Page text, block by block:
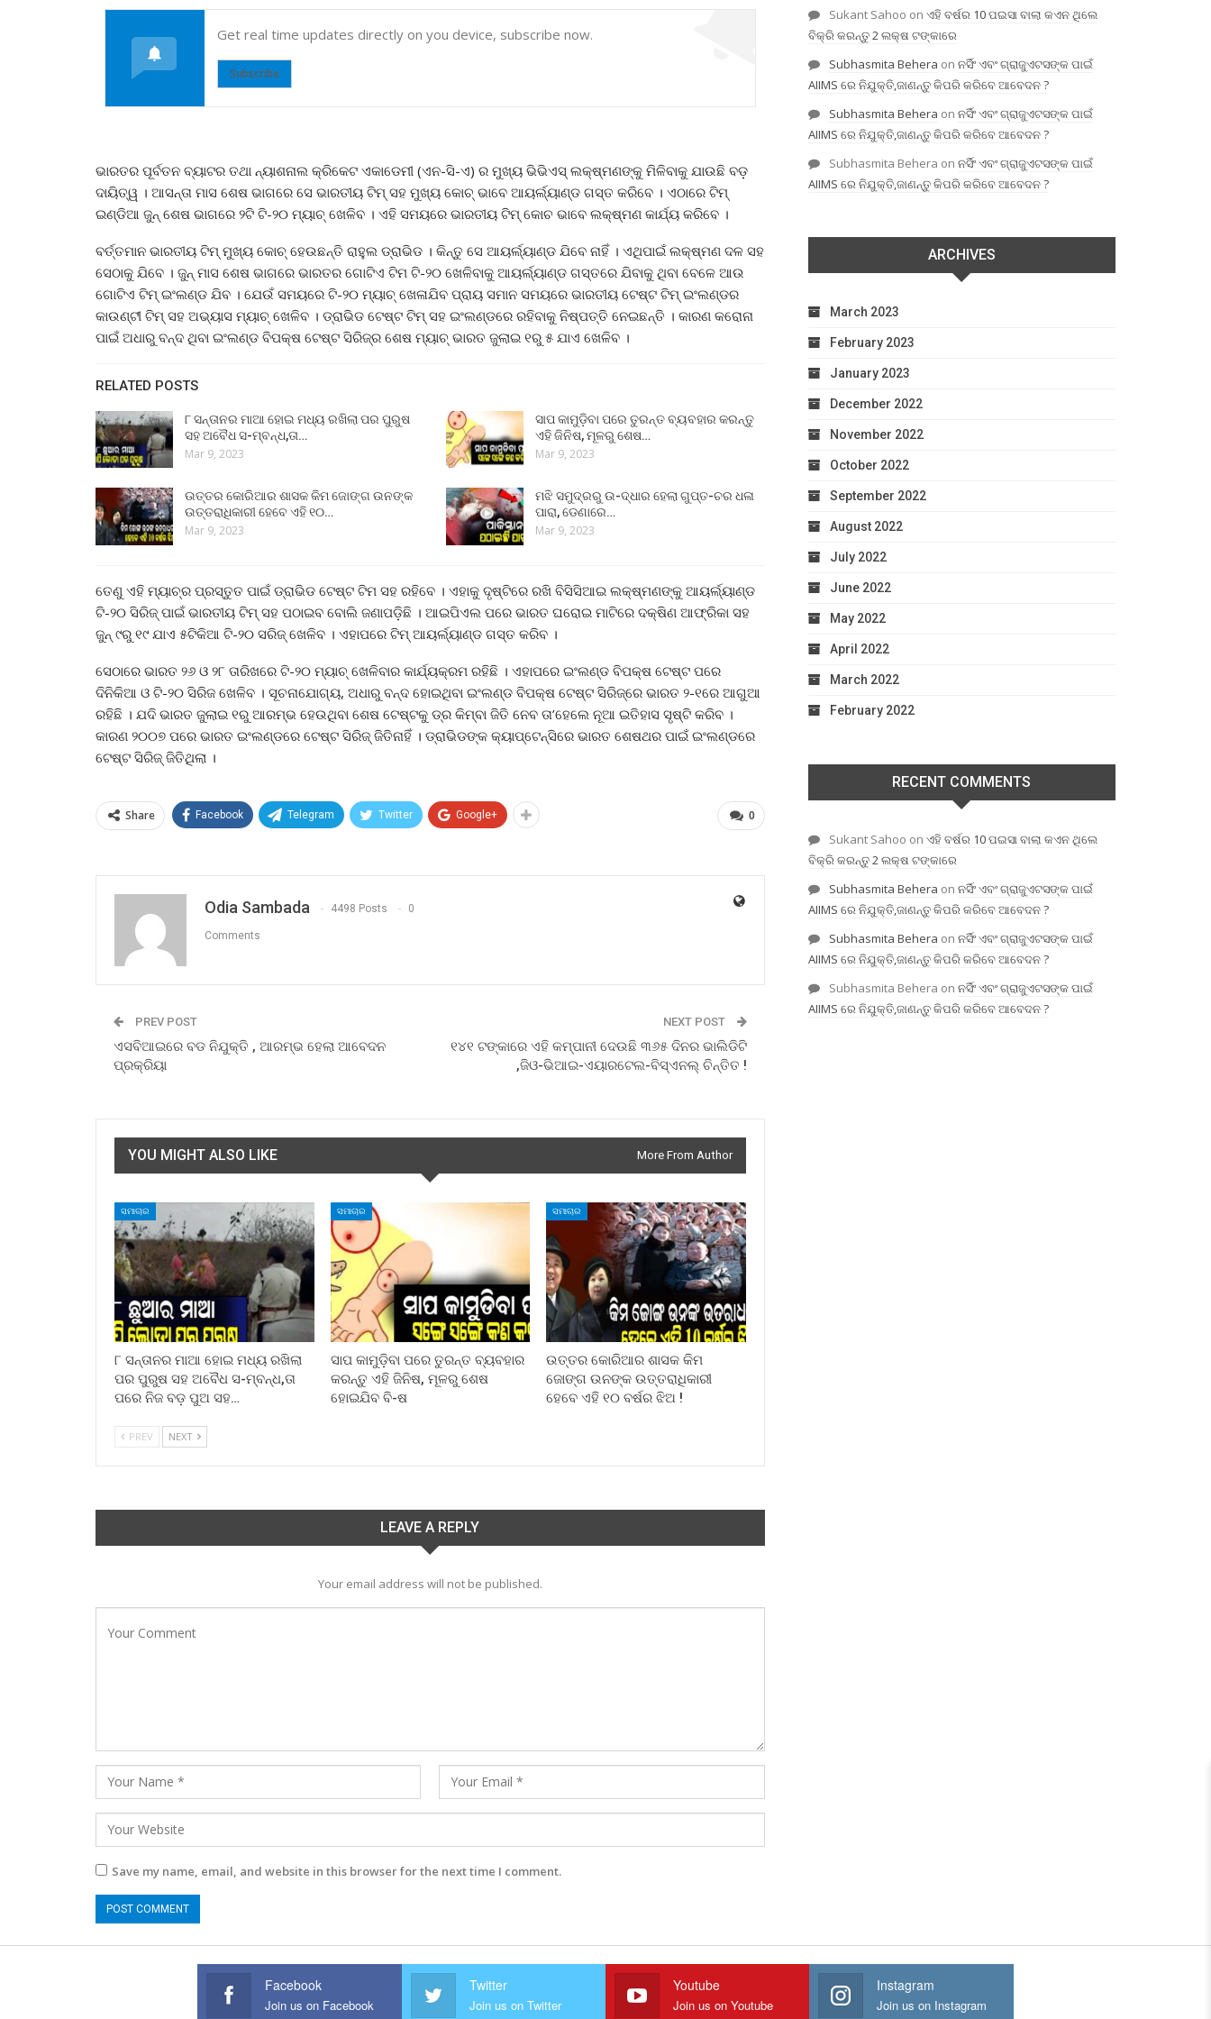
Get real time updates directly on you device, subscribe now.
Subscribe
ଭାରତର ପୂର୍ବତନ ବ୍ୟାଟର ତଥା ନ୍ୟାଶନାଲ କ୍ରିକେଟ ଏକାଡେମୀ (ଏନ-ସି-ଏ) ର ମୁଖ୍ୟ ଭିଭିଏସ୍‌ ଲକ୍ଷ୍ମଣଙ୍କୁ ମିଳିବାକୁ ଯାଉଛି ବଡ଼
ଦାୟିତ୍ୱ । ଆସନ୍ତା ମାସ ଶେଷ ଭାଗରେ ସେ ଭାରତୀୟ ଟିମ୍‌ ସହ ମୁଖ୍ୟ କୋଚ୍‌ ଭାବେ ଆୟର୍ଲ୍ୟାଣ୍ଡ ଗସ୍ତ କରିବେ । ଏଠାରେ ଟିମ୍‌
ଇଣ୍ଡିଆ ଜୁନ୍‌ ଶେଷ ଭାଗରେ ୨ଟି ଟି-୨୦ ମ୍ୟାଚ୍‌ ଖେଳିବ । ଏହି ସମୟରେ ଭାରତୀୟ ଟିମ୍‌ କୋଚ ଭାବେ ଲକ୍ଷ୍ମଣ କାର୍ଯ୍ୟ କରିବେ ।
ବର୍ତ୍ତମାନ ଭାରତୀୟ ଟିମ୍‌ ମୁଖ୍ୟ କୋଚ୍‌ ହେଉଛନ୍ତି ରାହୁଲ ଡ୍ରାଭିଡ । କିନ୍ତୁ ସେ ଆୟର୍ଲ୍ୟାଣ୍ଡ ଯିବେ ନାହିଁ । ଏଥିପାଇଁ ଲକ୍ଷ୍ମଣ ଦଳ ସହ
ସେଠାକୁ ଯିବେ । ଜୁନ୍‌ ମାସ ଶେଷ ଭାଗରେ ଭାରତର ଗୋଟିଏ ଟିମ ଟି-୨୦ ଖେଳିବାକୁ ଆୟର୍ଲ୍ୟାଣ୍ଡ ଗସ୍ତରେ ଯିବାକୁ ଥିବା ବେଳେ ଆଉ
ଗୋଟିଏ ଟିମ୍‌ ଇଂଲଣ୍ଡ ଯିବ । ଯେଉଁ ସମୟରେ ଟି-୨୦ ମ୍ୟାଚ୍‌ ଖେଳାଯିବ ପ୍ରାୟ ସମାନ ସମୟରେ ଭାରତୀୟ ଟେଷ୍ଟ ଟିମ୍‌ ଇଂଲଣ୍ଡର
କାଉଣ୍ଟୀ ଟିମ୍‌ ସହ ଅଭ୍ୟାସ ମ୍ୟାଚ୍‌ ଖେଳିବ । ଡ୍ରାଭିଡ ଟେଷ୍ଟ ଟିମ୍‌ ସହ ଇଂଲଣ୍ଡରେ ରହିବାକୁ ନିଷ୍ପତ୍ତି ନେଇଛନ୍ତି । କାରଣ କରୋନା
ପାଇଁ ଅଧାରୁ ବନ୍ଦ ଥିବା ଇଂଲଣ୍ଡ ବିପକ୍ଷ ଟେଷ୍ଟ ସିରିଜ୍‌ର ଶେଷ ମ୍ୟାଚ୍‌ ଭାରତ ଜୁଲାଇ ୧ରୁ ୫ ଯାଏ ଖେଳିବ ।
RELATED POSTS
୮ ସନ୍ତାନର ମାଆ ହୋଇ ମଧ୍ୟ ରଖିଲା ପର ପୁରୁଷ
ସହ ଅବୈଧ ସ-ମ୍ବନ୍ଧ,ତା…
Mar 9, 2023
ସାପ କାମୁଡ଼ିବା ପରେ ତୁରନ୍ତ ବ୍ୟବହାର କରନ୍ତୁ
ଏହି ଜିନିଷ, ମୂଳରୁ ଶେଷ…
Mar 9, 2023
ଉତ୍ତର କୋରିଆର ଶାସକ କିମ ଜୋଙ୍ଗ ଉନଙ୍କ
ଉତ୍ତରାଧିକାରୀ ହେବେ ଏହି ୧୦…
Mar 9, 2023
ମଝି ସମୁଦ୍ରରୁ ଉ-ଦ୍ଧାର ହେଲା ଗୁପ୍ତ-ଚର ଧଳା
ପାରା, ଡେଣାରେ…
Mar 9, 2023
ତେଣୁ ଏହି ମ୍ୟାଚ୍‌ର ପ୍ରସ୍ତୁତ ପାଇଁ ଡ୍ରାଭିଡ ଟେଷ୍ଟ ଟିମ ସହ ରହିବେ । ଏହାକୁ ଦୃଷ୍ଟିରେ ରଖି ବିସିସିଆଇ ଲକ୍ଷ୍ମଣଙ୍କୁ ଆୟର୍ଲ୍ୟାଣ୍ଡ
ଟି-୨୦ ସିରିଜ୍‌ ପାଇଁ ଭାରତୀୟ ଟିମ୍‌ ସହ ପଠାଇବ ବୋଲି ଜଣାପଡ଼ିଛି । ଆଇପିଏଲ ପରେ ଭାରତ ଘରୋଇ ମାଟିରେ ଦକ୍ଷିଣ ଆଫ୍ରିକା ସହ
ଜୁନ୍ ୯ରୁ ୧୯ ଯାଏ ୫ଟିକିଆ ଟି-୨୦ ସରିଜ୍ ଖେଳିବ । ଏହାପରେ ଟିମ୍‌ ଆୟର୍ଲ୍ୟାଣ୍ଡ ଗସ୍ତ କରିବ ।
ସେଠାରେ ଭାରତ ୨୬ ଓ ୨୮ ତାରିଖରେ ଟି-୨୦ ମ୍ୟାଚ୍‌ ଖେଳିବାର କାର୍ଯ୍ୟକ୍ରମ ରହିଛି । ଏହାପରେ ଇଂଲଣ୍ଡ ବିପକ୍ଷ ଟେଷ୍ଟ ପରେ
ଦିନିକିଆ ଓ ଟି-୨୦ ସିରିଜ ଖେଳିବ । ସୂଚନାଯୋଗ୍ୟ, ଅଧାରୁ ବନ୍ଦ ହୋଇଥିବା ଇଂଲଣ୍ଡ ବିପକ୍ଷ ଟେଷ୍ଟ ସିରିଜ୍‌ରେ ଭାରତ ୨-୧ରେ ଆଗୁଆ
ରହିଛି । ଯଦି ଭାରତ ଜୁଲାଇ ୧ରୁ ଆରମ୍ଭ ହେଉଥିବା ଶେଷ ଟେଷ୍ଟକୁ ଡ୍ର କିମ୍ବା ଜିତି ନେବ ତା’ହେଲେ ନୂଆ ଇତିହାସ ସୃଷ୍ଟି କରିବ ।
କାରଣ ୨୦୦୭ ପରେ ଭାରତ ଇଂଲଣ୍ଡରେ ଟେଷ୍ଟ ସିରିଜ୍‌ ଜିତିନାହିଁ । ଡ୍ରାଭିଡଙ୍କ କ୍ୟାପ୍ଟେନ୍ସିରେ ଭାରତ ଶେଷଥର ପାଇଁ ଇଂଲଣ୍ଡରେ
ଟେଷ୍ଟ ସିରିଜ୍‌ ଜିତିଥିଲା ।
0
Share Facebook Telegram Twitter Google+
Odia Sambada 4498 Posts 0
Comments
PREV POST
ଏସବିଆଇରେ ବଡ ନିଯୁକ୍ତି , ଆରମ୍ଭ ହେଲା ଆବେଦନ
ପ୍ରକ୍ରିୟା
NEXT POST
୧୪୧ ଟଙ୍କାରେ ଏହି‌ କମ୍ପାନୀ ଦେଉଛି ୩୬୫ ଦିନର ଭାଲିଡିଟି
,ଜିଓ-ଭିଆଇ-ଏୟାରଟେଲ-ବିସ୍ଏନଲ୍ ଚିନ୍ତିତ !
YOU MIGHT ALSO LIKE More From Author
ସମାଚାର
୮ ସନ୍ତାନର ମାଆ ହୋଇ ମଧ୍ୟ ରଖିଲା
ପର ପୁରୁଷ ସହ ଅବୈଧ ସ-ମ୍ବନ୍ଧ,ତା
ପରେ ନିଜ ବଡ଼ ପୁଅ ସହ…
ସମାଚାର
ସାପ କାମୁଡ଼ିବା ପରେ ତୁରନ୍ତ ବ୍ୟବହାର
କରନ୍ତୁ ଏହି ଜିନିଷ, ମୂଳରୁ ଶେଷ
ହୋଇଯିବ ବି-ଷ
ସମାଚାର
ଉତ୍ତର କୋରିଆର ଶାସକ କିମ
ଜୋଙ୍ଗ ଉନଙ୍କ ଉତ୍ତରାଧିକାରୀ
ହେବେ ଏହି ୧୦ ବର୍ଷର ଝିଅ !
PREV NEXT
LEAVE A REPLY
Your email address will not be published.
Save my name, email, and website in this browser for the next time I comment.
Sukant Sahoo on ଏହି ବର୍ଷର 10 ପଇସା ବାଲା କଏନ ଥିଲେ
ବିକ୍ରି କରନ୍ତୁ 2 ଲକ୍ଷ ଟଙ୍କାରେ
Subhasmita Behera on ନର୍ସିଂ ଏବଂ ଗ୍ରାଜୁଏଟସଙ୍କ ପାଇଁ
AIIMS ରେ ନିଯୁକ୍ତି,ଜାଣନ୍ତୁ କିପରି କରିବେ ଆବେଦନ ?
Subhasmita Behera on ନର୍ସିଂ ଏବଂ ଗ୍ରାଜୁଏଟସଙ୍କ ପାଇଁ
AIIMS ରେ ନିଯୁକ୍ତି,ଜାଣନ୍ତୁ କିପରି କରିବେ ଆବେଦନ ?
Subhasmita Behera on ନର୍ସିଂ ଏବଂ ଗ୍ରାଜୁଏଟସଙ୍କ ପାଇଁ
AIIMS ରେ ନିଯୁକ୍ତି,ଜାଣନ୍ତୁ କିପରି କରିବେ ଆବେଦନ ?
ARCHIVES
March 2023
February 2023
January 2023
December 2022
November 2022
October 2022
September 2022
August 2022
July 2022
June 2022
May 2022
April 2022
March 2022
February 2022
RECENT COMMENTS
Sukant Sahoo on ଏହି ବର୍ଷର 10 ପଇସା ବାଲା କଏନ ଥିଲେ
ବିକ୍ରି କରନ୍ତୁ 2 ଲକ୍ଷ ଟଙ୍କାରେ
Subhasmita Behera on ନର୍ସିଂ ଏବଂ ଗ୍ରାଜୁଏଟସଙ୍କ ପାଇଁ
AIIMS ରେ ନିଯୁକ୍ତି,ଜାଣନ୍ତୁ କିପରି କରିବେ ଆବେଦନ ?
Subhasmita Behera on ନର୍ସିଂ ଏବଂ ଗ୍ରାଜୁଏଟସଙ୍କ ପାଇଁ
AIIMS ରେ ନିଯୁକ୍ତି,ଜାଣନ୍ତୁ କିପରି କରିବେ ଆବେଦନ ?
Subhasmita Behera on ନର୍ସିଂ ଏବଂ ଗ୍ରାଜୁଏଟସଙ୍କ ପାଇଁ
AIIMS ରେ ନିଯୁକ୍ତି,ଜାଣନ୍ତୁ କିପରି କରିବେ ଆବେଦନ ?
Facebook
Join us on Facebook
Twitter
Join us on Twitter
Youtube
Join us on Youtube
Instagram
Join us on Instagram